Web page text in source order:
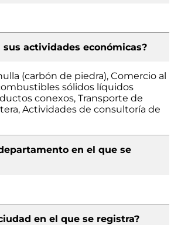
sus actividades económicas?
(carbón de piedra), Comercio al
sólidos líquidos
conexos, Transporte de
Actividades de consultoría de
en el que se
en el que se registra?